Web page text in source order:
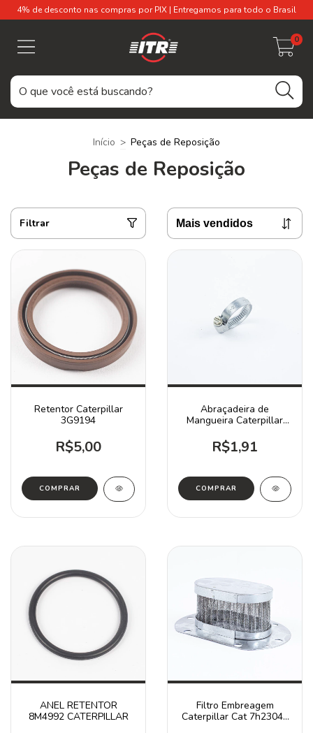
4% de desconto nas compras por PIX | Entregamos para todo o Brasil
0
Início > Peças de Reposição
Peças de Reposição
Filtrar
Retentor Caterpillar
3G9194
R$5,00
Abraçadeira de
Mangueira Caterpillar
772B
R$1,91
ANEL RETENTOR
8M4992 CATERPILLAR
Filtro Embreagem
Caterpillar Cat 7h2304 /